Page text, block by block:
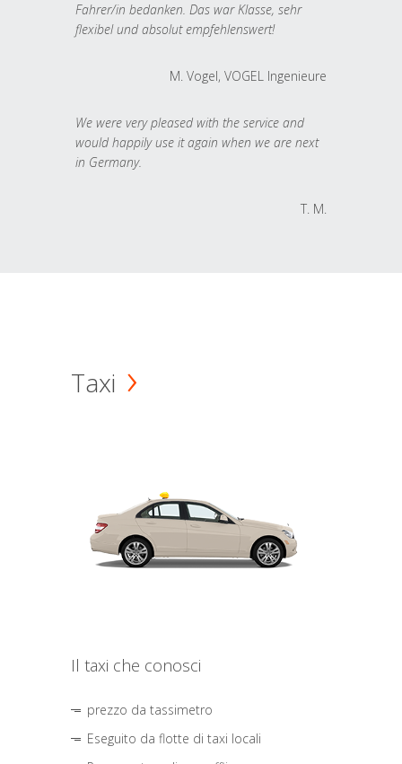
Fahrer/in bedanken. Das war Klasse, sehr
flexibel und absolut empfehlenswert!
M. Vogel, VOGEL Ingenieure
We were very pleased with the service and
would happily use it again when we are next
in Germany.
T. M.
Taxi
Il taxi che conosci
prezzo da tassimetro
Eseguito da flotte di taxi locali